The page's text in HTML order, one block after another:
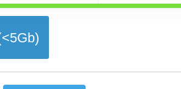
فتح الملفات (<5Gb)